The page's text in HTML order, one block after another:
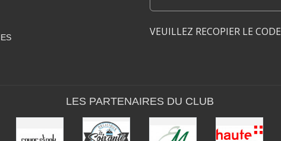
VEUILLEZ RECOPIER LE CODE
LES PARTENAIRES DU CLUB